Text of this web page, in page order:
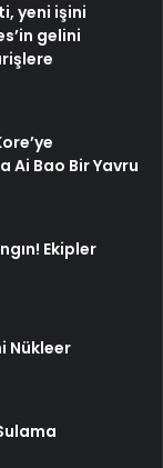
yeni işini
gelini
Ai Bao Bir Yavru
Ekipler
Nükleer